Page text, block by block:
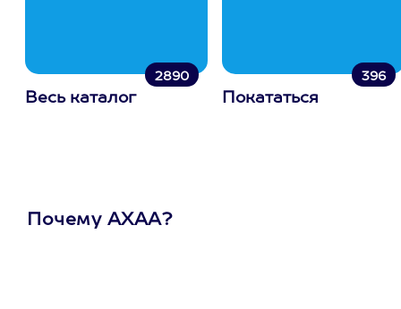
2890
Весь каталог
396
Покататься
Почему АХАА?